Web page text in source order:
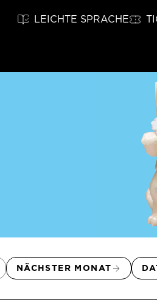
LEICHTE SPRACHE
NÄCHSTER MONAT